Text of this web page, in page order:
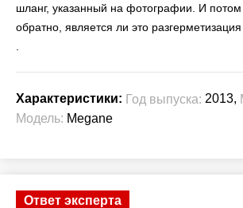
шланг, указанный на фотографии. И потом
обратно, является ли это
Характеристики: Год выпуска: 2013,
Модель: Megane
Ответ эксперта